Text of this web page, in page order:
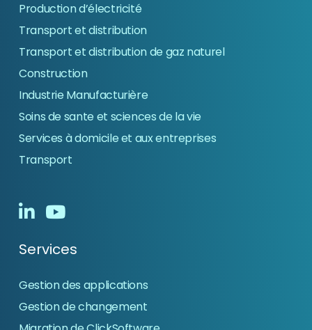
Production d’électricité
Transport et distribution
Transport et distribution de gaz naturel
Construction
Industrie Manufacturière
Soins de sante et sciences de la vie
Services à domicile et aux entreprises
Transport
Services
Gestion des applications
Gestion de changement